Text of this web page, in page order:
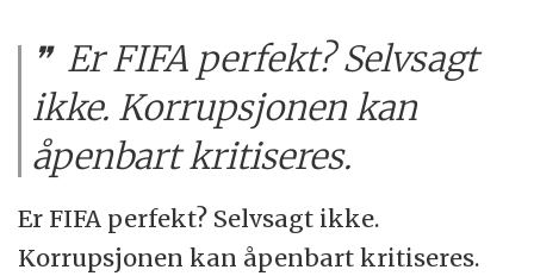
Er FIFA perfekt? Selvsagt
ikke. Korrupsjonen kan
åpenbart kritiseres.
Er FIFA perfekt? Selvsagt ikke.
Korrupsjonen kan åpenbart kritiseres.